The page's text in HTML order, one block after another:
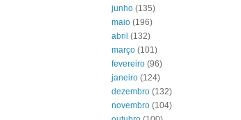
junho (135)
maio (196)
abril (132)
março (101)
fevereiro (96)
janeiro (124)
dezembro (132)
novembro (104)